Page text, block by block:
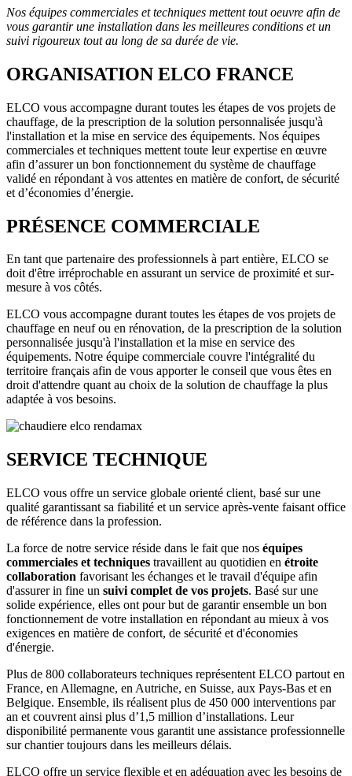
Nos équipes commerciales et techniques mettent tout oeuvre afin de
vous garantir une installation dans les meilleures conditions et un
suivi rigoureux tout au long de sa durée de vie.
ORGANISATION ELCO FRANCE
ELCO vous accompagne durant toutes les étapes de vos projets de
chauffage, de la prescription de la solution personnalisée jusqu'à
l'installation et la mise en service des équipements. Nos équipes
commerciales et techniques mettent toute leur expertise en œuvre
afin d’assurer un bon fonctionnement du système de chauffage
validé en répondant à vos attentes en matière de confort, de sécurité
et d’économies d’énergie.
PRÉSENCE COMMERCIALE
En tant que partenaire des professionnels à part entière, ELCO se
doit d'être irréprochable en assurant un service de proximité et sur-
mesure à vos côtés.
ELCO vous accompagne durant toutes les étapes de vos projets de
chauffage en neuf ou en rénovation, de la prescription de la solution
personnalisée jusqu'à l'installation et la mise en service des
équipements. Notre équipe commerciale couvre l'intégralité du
territoire français afin de vous apporter le conseil que vous êtes en
droit d'attendre quant au choix de la solution de chauffage la plus
adaptée à vos besoins.
SERVICE TECHNIQUE
ELCO vous offre un service globale orienté client, basé sur une
qualité garantissant sa fiabilité et un service après-vente faisant office
de référence dans la profession.
La force de notre service réside dans le fait que nos équipes
commerciales et techniques travaillent au quotidien en étroite
collaboration favorisant les échanges et le travail d'équipe afin
d'assurer in fine un suivi complet de vos projets. Basé sur une
solide expérience, elles ont pour but de garantir ensemble un bon
fonctionnement de votre installation en répondant au mieux à vos
exigences en matière de confort, de sécurité et d'économies
d'énergie.
Plus de 800 collaborateurs techniques représentent ELCO partout en
France, en Allemagne, en Autriche, en Suisse, aux Pays-Bas et en
Belgique. Ensemble, ils réalisent plus de 450 000 interventions par
an et couvrent ainsi plus d’1,5 million d’installations. Leur
disponibilité permanente vous garantit une assistance professionnelle
sur chantier toujours dans les meilleurs délais.
ELCO offre un service flexible et en adéquation avec les besoins de